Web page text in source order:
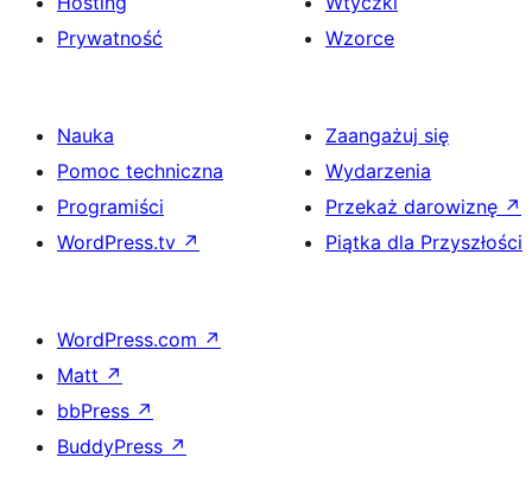
Prywatność
Wzorce
Nauka
Pomoc techniczna
Programiści
WordPress.tv ↗
Zaangażuj się
Wydarzenia
Przekaż darowiznę ↗
Piątka dla Przyszłości
WordPress.com ↗
Matt ↗
bbPress ↗
BuddyPress ↗